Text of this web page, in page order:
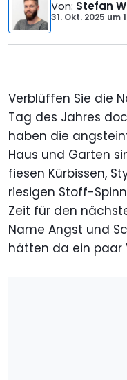
Von: Stefan
31. Okt. 2025 um
Verblüffen Sie die
Tag des Jahres
haben die
Haus und Garten
fiesen Kürbissen,
riesigen Stoff-
Zeit für den
Name Angst und
hätten da ein paar